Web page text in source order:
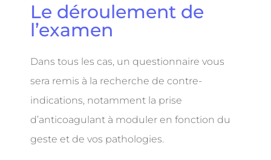
Le déroulement de
l’examen
Dans tous les cas, un questionnaire vous
sera remis à la recherche de contre-
indications, notamment la prise
d’anticoagulant à moduler en fonction du
geste et de vos pathologies.